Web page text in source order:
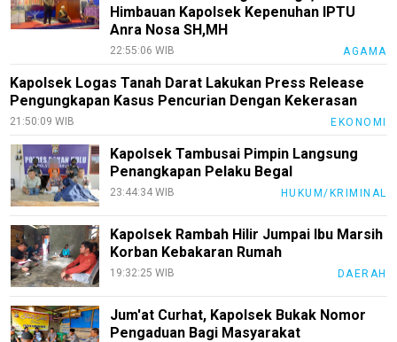
Himbauan Kapolsek Kepenuhan IPTU
Anra Nosa SH,MH
22:55:06 WIB AGAMA
Kapolsek Logas Tanah Darat Lakukan Press Release
Pengungkapan Kasus Pencurian Dengan Kekerasan
21:50:09 WIB EKONOMI
Kapolsek Tambusai Pimpin Langsung
Penangkapan Pelaku Begal
23:44:34 WIB HUKUM/KRIMINAL
Kapolsek Rambah Hilir Jumpai Ibu Marsih
Korban Kebakaran Rumah
19:32:25 WIB DAERAH
Jum'at Curhat, Kapolsek Bukak Nomor
Pengaduan Bagi Masyarakat